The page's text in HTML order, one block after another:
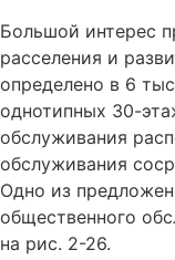
Большой интерес
расселения и
определено в 6
однотипных 30-
обслуживания
обслуживания
Одно из
общественного
на рис. 2-26.